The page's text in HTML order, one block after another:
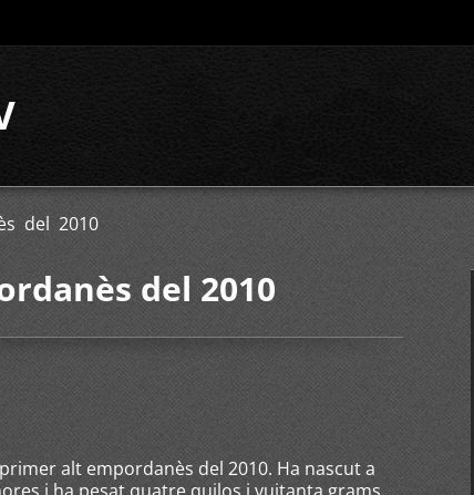
del 2010
del 2010
alt empordanès del 2010. Ha nascut a